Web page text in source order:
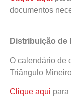
documentos
Distribuição de
O calendário de
Triângulo
Clique aqui para